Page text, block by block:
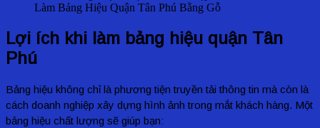
Làm Bảng Hiệu Quận Tân Phú Bằng Gỗ
Lợi ích khi làm bảng hiệu quận Tân
Phú
Bảng hiệu không chỉ là phương tiện truyền tải thông tin mà còn là
cách doanh nghiệp xây dựng hình ảnh trong mắt khách hàng. Một
bảng hiệu chất lượng sẽ giúp bạn: